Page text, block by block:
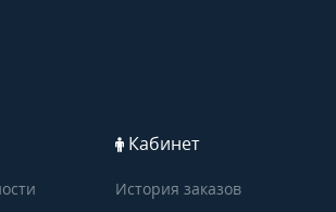
Кабинет
История заказов